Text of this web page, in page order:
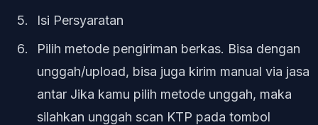
Isi Persyaratan
Pilih metode pengiriman berkas. Bisa dengan
unggah/upload, bisa juga kirim manual via jasa
antar Jika kamu pilih metode unggah, maka
silahkan unggah scan KTP pada tombol